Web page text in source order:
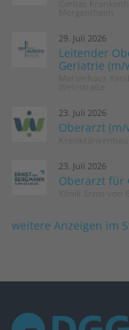
29. Juli 2026
Leitender
Geriatrie (m/
23. Juli 2026
Oberarzt
23. Juli 2026
Oberarzt für
weitere Anzeigen im